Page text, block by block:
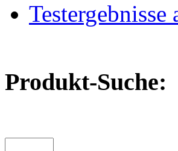
Testergebnisse
Produkt-Suche: